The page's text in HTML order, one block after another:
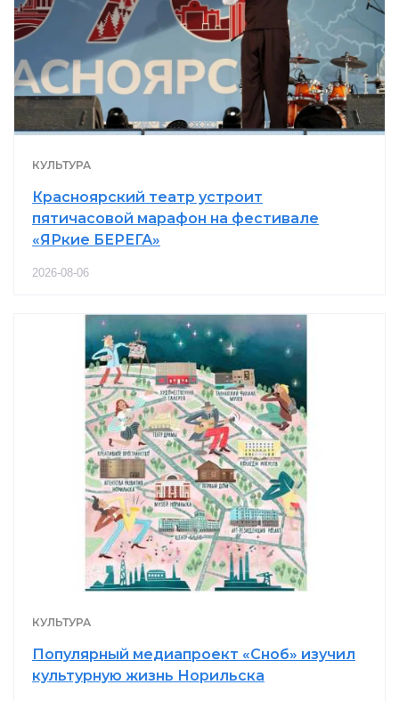
КУЛЬТУРА
Красноярский театр устроит
пятичасовой марафон на фестивале
«ЯРкие БЕРЕГА»
2026-08-06
КУЛЬТУРА
Популярный медиапроект «Сноб» изучил
культурную жизнь Норильска